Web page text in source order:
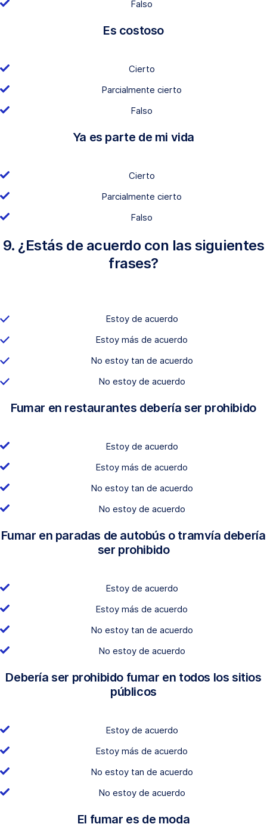
Falso
Es costoso
Cierto
Parcialmente cierto
Falso
Ya es parte de mi vida
Cierto
Parcialmente cierto
Falso
9. ¿Estás de acuerdo con las siguientes
frases?
Estoy de acuerdo
Estoy más de acuerdo
No estoy tan de acuerdo
No estoy de acuerdo
Fumar en restaurantes debería ser prohibido
Estoy de acuerdo
Estoy más de acuerdo
No estoy tan de acuerdo
No estoy de acuerdo
Fumar en paradas de autobús o tramvía debería
ser prohibido
Estoy de acuerdo
Estoy más de acuerdo
No estoy tan de acuerdo
No estoy de acuerdo
Debería ser prohibido fumar en todos los sitios
públicos
Estoy de acuerdo
Estoy más de acuerdo
No estoy tan de acuerdo
No estoy de acuerdo
El fumar es de moda